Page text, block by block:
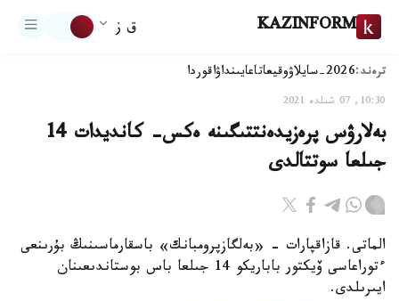
KAZINFORM ق ز
ترەند:2026-سايلاۋ وقيعاتاعايىنداۋاقوردا
10:30, 07 شىلدە 2021
بەلارۋس پرەزيدەنتتىگىنە ەكس- كانديدات 14
جىلعا سوتتالدى
الماتى. قازاقپارات - «بەلگازپرومبانك» باسقارماسىنىڭ بۇرىنعى
ءتوراعاسى ۆيكتور باباريكو 14 جىلعا باس بوستاندىعىنان
ايىرىلدى.